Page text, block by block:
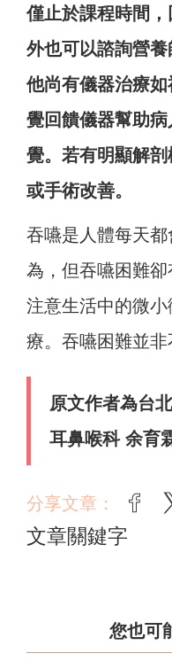
僅止於課程時間
外也可以諮詢營
他尚有儀器治療
覺回饋儀器幫助
覺。若有明顯解
或手術改善。
吞嚥是人體每天
為，但吞嚥困難卻
注意生活中的微
療。吞嚥困難並非
原文作者為台
耳鼻喉科 余育
分享文章：
文章關鍵字
您也可